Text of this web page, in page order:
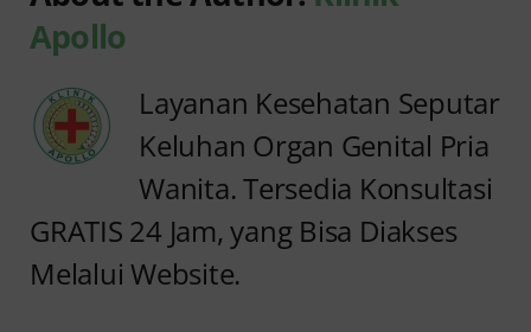
Apollo
Layanan Kesehatan Seputar
Keluhan Organ Genital Pria
Wanita. Tersedia Konsultasi
GRATIS 24 Jam, yang Bisa Diakses
Melalui Website.